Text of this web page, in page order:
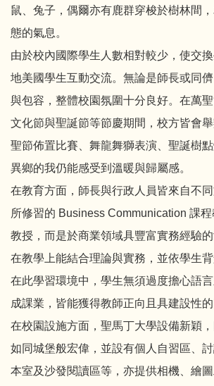
鼠、兔子，偶爾亦有鹿群穿梭於樹林間
態的氣息。
由於校內國際學生人數相對較少，使交
地美國學生互動交流。無論是師長或同
與包容，整體校園氛圍十分良好。在萬
文化節與聖誕節等節慶期間，校方皆會
聖節佈置比賽、舞龍舞獅表演、聖誕樹
異鄉的我仍能感受到溫暖與歸屬感。
在教育方面，師長與行政人員皆來自不
所修習的 Business Communication 課
教授，而是於商業領域具豐富實務經驗
在教學上能結合理論與實務，並依學生背
在此學習環境中，學生無須過度擔心語
成課業，皆能獲得教師正向且具建設性的
在校園設施方面，聖馬丁大學設備新穎，
如同城堡般宏偉，並設有個人自習區、
本室及沙發閱讀區等，亦提供相機、繪